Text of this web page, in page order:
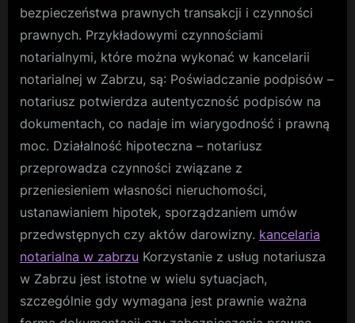
bezpieczeństwa prawnych transakcji i czynności
prawnych. Przykładowymi czynnościami
notarialnymi, które można wykonać w kancelarii
notarialnej w Zabrzu, są: Poświadczanie podpisów –
notariusz potwierdza autentyczność podpisów na
dokumentach, co nadaje im wiarygodność i prawną
moc. Działalność hipoteczna – notariusz
przeprowadza czynności związane z
przeniesieniem własności nieruchomości,
ustanawianiem hipotek, sporządzaniem umów
przedwstępnych czy aktów darowizny. kancelaria
notarialna w zabrzu Korzystanie z usług notariusza
w Zabrzu jest istotne w wielu sytuacjach,
szczególnie gdy wymagana jest prawnie ważna